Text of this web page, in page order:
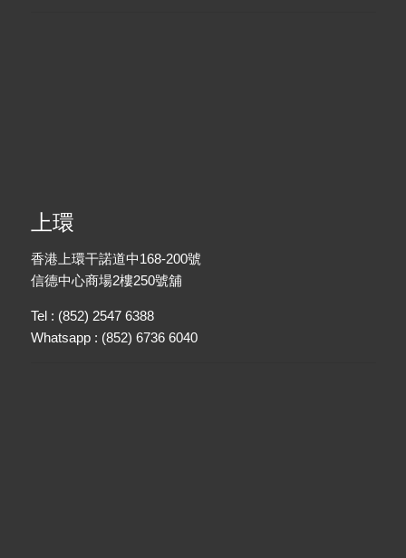
上環
香港上環干諾道中168-200號
信德中心商場2樓250號舖
Tel : (852) 2547 6388
Whatsapp : (852) 6736 6040